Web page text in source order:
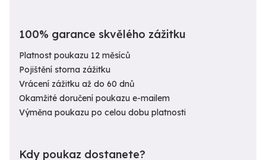
100% garance skvělého zážitku
Platnost poukazu 12 měsíců
Pojištění storna zážitku
Vrácení zážitku až do 60 dnů
Okamžité doručení poukazu e-mailem
Výměna poukazu po celou dobu platnosti
Kdy poukaz dostanete?